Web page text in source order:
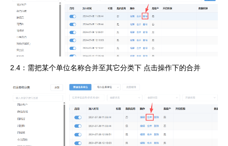
2.4：需把某个单位名称合并至其它分类下 点击操作下的合并